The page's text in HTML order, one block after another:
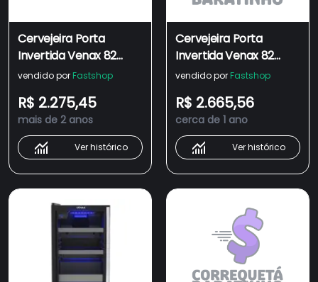
Cervejeira Porta
Invertida Venax 82
Litros Blue Light Preto
vendido por Fastshop
R$ 2.275,45
mais de 2 anos
Ver histórico
Cervejeira Porta
Invertida Venax 82
Litros Blue Light Preto
220V
vendido por Fastshop
R$ 2.665,56
cerca de 1 ano
Ver histórico